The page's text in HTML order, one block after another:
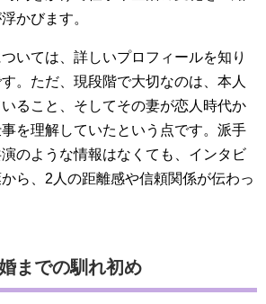
かびます。
いては、詳しいプロフィールを知り
。ただ、現段階で大切なのは、本人
ること、そしてその妻が恋人時代か
を理解していたという点です。派手
のような情報はなくても、インタビ
ら、2人の距離感や信頼関係が伝わっ
までの馴れ初め